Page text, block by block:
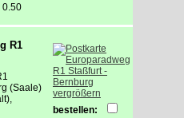
0.50
R1
(Saale)
vergrößern
bestellen: